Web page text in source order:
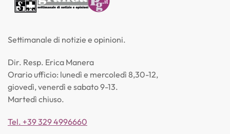
Settimanale di notizie e opinioni.
Dir. Resp. Erica Manera
Orario ufficio: lunedì e mercoledì 8,30-12,
giovedì, venerdì e sabato 9-13.
Martedì chiuso.
Tel. +39 329 4996660